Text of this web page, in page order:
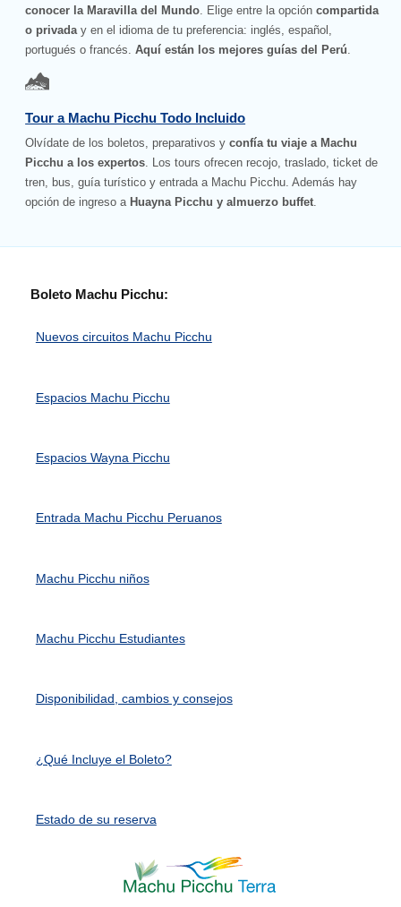
conocer la Maravilla del Mundo . Elige entre la opcióncompartida
o privada y en el idioma de tu preferencia: inglés, español,
portugués o francés.Aquí están los mejores guías del Perú
Tour a Machu Picchu Todo Incluido
Olvídate de los boletos, preparativos yconfía tu viaje a Machu
Picchu a los expertos. Los tours ofrecen recojo, traslado, ticket de
tren, bus, guía turístico y entrada a Machu Picchu. Además hay
opción de ingreso a Huayna Picchu y almuerzo buffet.
Boleto Machu Picchu:
Nuevos circuitos Machu Picchu
Espacios Machu Picchu
Espacios Wayna Picchu
Entrada Machu Picchu Peruanos
Machu Picchu niños
Machu Picchu Estudiantes
Disponibilidad, cambios y consejos
¿Qué Incluye el Boleto?
Estado de su reserva